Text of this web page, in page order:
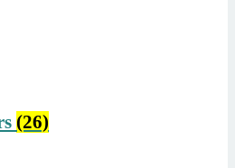
(26)